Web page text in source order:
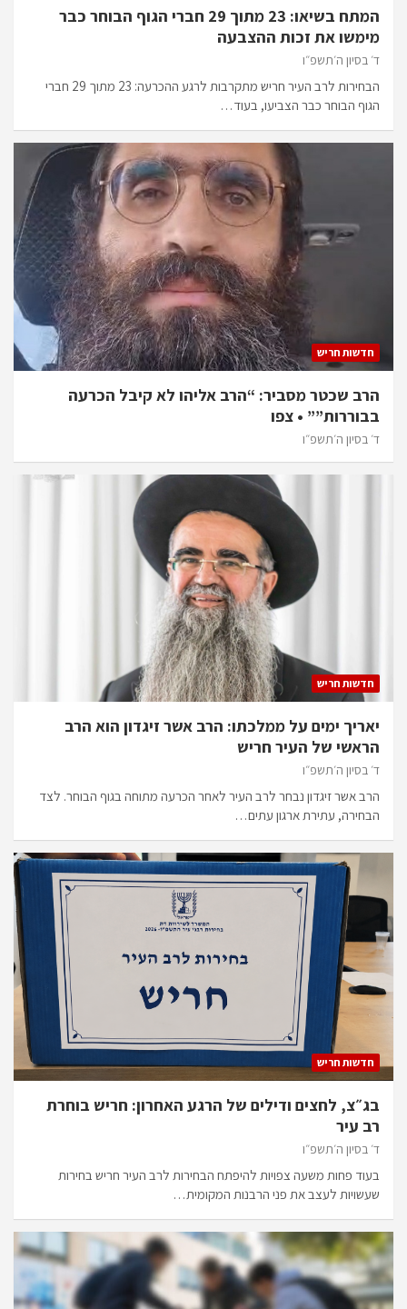
המתח בשיאו: 23 מתוך 29 חברי הגוף הבוחר כבר
מימשו את זכות ההצבעה
ד׳ בסיון ה׳תשפ״ו
הבחירות לרב העיר חריש מתקרבות לרגע ההכרעה: 23 מתוך 29 חברי
הגוף הבוחר כבר הצביעו, בעוד…
חדשות חריש
הרב שכטר מסביר: “הרב אליהו לא קיבל הכרעה
בבוררות”” • צפו
ד׳ בסיון ה׳תשפ״ו
חדשות חריש
יאריך ימים על ממלכתו: הרב אשר זיגדון הוא הרב
הראשי של העיר חריש
ד׳ בסיון ה׳תשפ״ו
הרב אשר זיגדון נבחר לרב העיר לאחר הכרעה מתוחה בגוף הבוחר. לצד
הבחירה, עתירת ארגון עתים…
חדשות חריש
בג״צ, לחצים ודילים של הרגע האחרון: חריש בוחרת
רב עיר
ד׳ בסיון ה׳תשפ״ו
בעוד פחות משעה צפויות להיפתח הבחירות לרב העיר חריש בחירות
שעשויות לעצב את פני הרבנות המקומית…